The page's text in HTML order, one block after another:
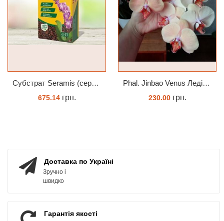
Субстрат Seramis (серамис) для орхідей 7 л заводське пакування
675.14грн.
Phal. Jinbao Venus Леді Мармелад 1.7 (торфстакан)
230.00грн.
Доставка по Україні
Зручно і
швидко
Гарантія якості